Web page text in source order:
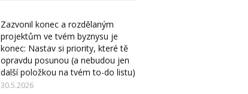
Zazvonil konec a rozdělaným
projektům ve tvém byznysu je
konec: Nastav si priority, které tě
opravdu posunou (a nebudou jen
další položkou na tvém to-do listu)
30.5.2026